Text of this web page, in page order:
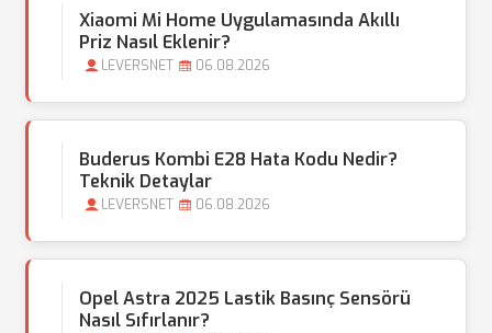
Xiaomi Mi Home Uygulamasında Akıllı
Priz Nasıl Eklenir?
LEVERSNET 06.08.2026
Buderus Kombi E28 Hata Kodu Nedir?
Teknik Detaylar
LEVERSNET 06.08.2026
Opel Astra 2025 Lastik Basınç Sensörü
Nasıl Sıfırlanır?